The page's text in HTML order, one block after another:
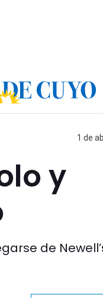
1 de
y
de